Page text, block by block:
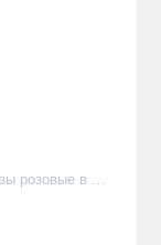
Код товара: Розы розовые в количестве 15 штук в оформлении